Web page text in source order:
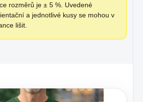
rozměrů je ± 5 %. Uvedené
a jednotlivé kusy se mohou v
lišit.